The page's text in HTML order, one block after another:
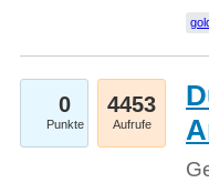
0
Punkte
4453
Aufrufe